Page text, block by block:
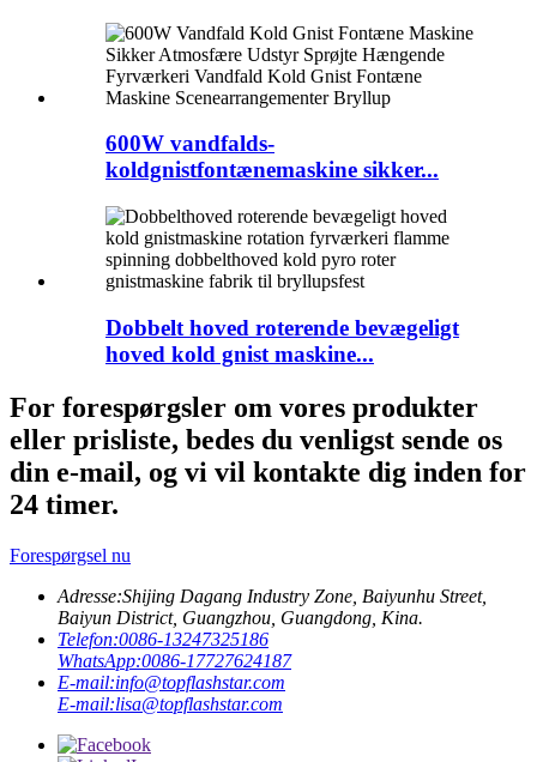
600W vandfalds-
koldgnistfontænemaskine sikker...
Dobbelt hoved roterende bevægeligt
hoved kold gnist maskine...
For forespørgsler om vores produkter
eller prisliste, bedes du venligst sende os
din e-mail, og vi vil kontakte dig inden for
24 timer.
Forespørgsel nu
Adresse:Shijing Dagang Industry Zone, Baiyunhu Street,
Baiyun District, Guangzhou, Guangdong, Kina.
Telefon:0086-13247325186
WhatsApp:0086-17727624187
E-mail:info@topflashstar.com
E-mail:lisa@topflashstar.com